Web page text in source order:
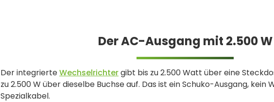
Der AC-Ausgang mit 2.500 W
Der integrierteWechselrichtergibt bis zu 2.500 Watt über eine
zu 2.500 W über dieselbe Buchse auf. Das ist ein Schuko-Ausgang, kein
Spezialkabel.